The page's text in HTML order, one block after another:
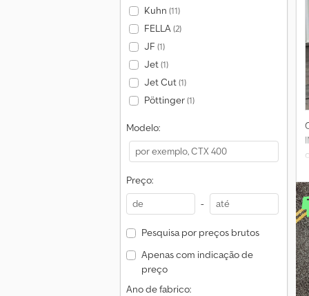
Kuhn (11)
FELLA(2)
JF (1)
Jet(1)
Jet Cut(1)
Pöttinger(1)
Modelo:
Preço:
-
Pesquisa por preços brutos
Apenas com indicação de
preço
Ano de fabrico: